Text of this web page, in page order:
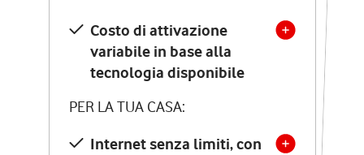
Costo di attivazione
variabile in base alla
tecnologia disponibile
PER LA TUA CASA:
Internet senza limiti, con
Costo di attivazione
variabile in base alla
tecnologia disponibile
PER LA TUA CASA:
Internet senza limiti, con
la migliore tecnologia